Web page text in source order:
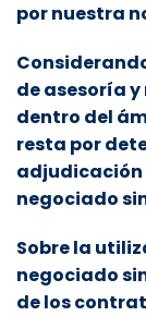
por nuestra
de asesoría
dentro del
resta por
adjudicación
negociado
Sobre la
negociado
de los